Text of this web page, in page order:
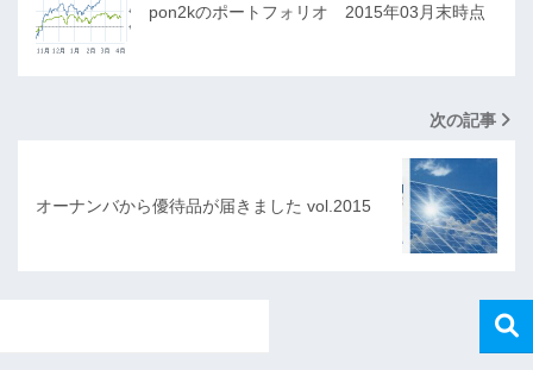
pon2kのポートフォリオ 2015年03月末時点
次の記事
オーナンバから優待品が届きました vol.2015